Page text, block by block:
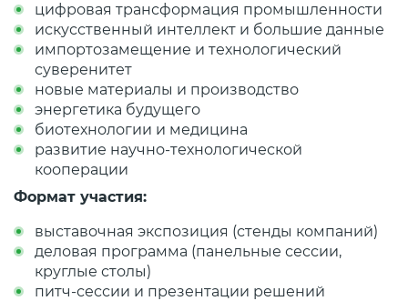
цифровая трансформация промышленности
искусственный интеллект и большие данные
импортозамещение и технологический
суверенитет
новые материалы и производство
энергетика будущего
биотехнологии и медицина
развитие научно-технологической
кооперации
Формат участия:
выставочная экспозиция (стенды компаний)
деловая программа (панельные сессии,
круглые столы)
питч-сессии и презентации решений